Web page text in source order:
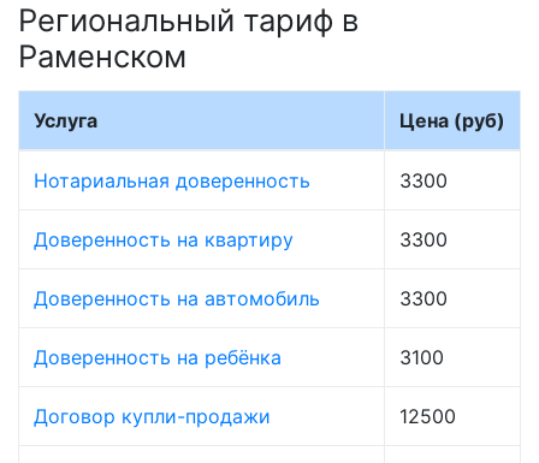
Региональный тариф в
Раменском
Услуга Цена (руб)
Нотариальная доверенность 3300
Доверенность на квартиру 3300
Доверенность на автомобиль 3300
Доверенность на ребёнка 3100
Договор купли-продажи 12500